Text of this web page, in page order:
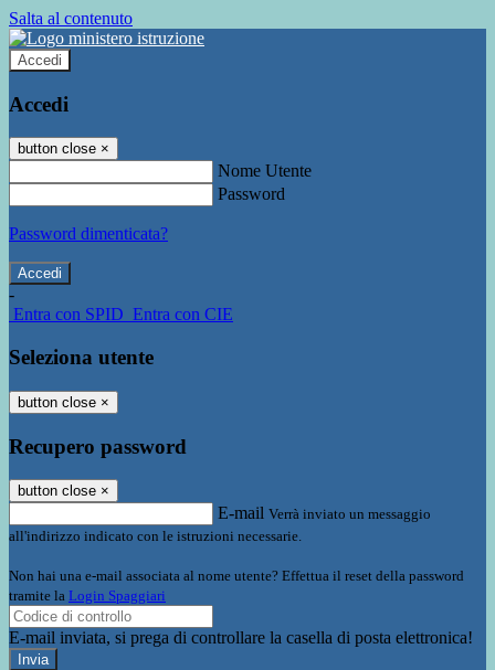
Salta al contenuto
Accedi
Accedi
button close ×
Nome Utente
Password
Password dimenticata?
-
Entra con SPID Entra con CIE
Seleziona utente
button close ×
Recupero password
button close ×
E-mail Verrà inviato un messaggio
all'indirizzo indicato con le istruzioni necessarie.
Non hai una e-mail associata al nome utente? Effettua il reset della password
tramite la Login Spaggiari
E-mail inviata, si prega di controllare la casella di posta elettronica!